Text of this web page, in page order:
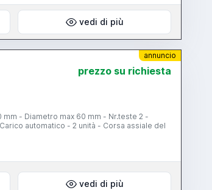
vedi di più
annuncio
prezzo su richiesta
mm - Diametro max 60 mm - Nr.teste 2 -
automatico - 2 unità - Corsa assiale del
vedi di più